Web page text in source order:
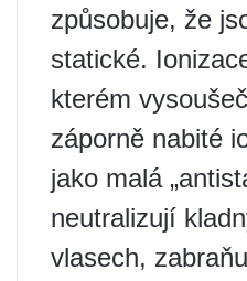
způsobuje, že
statické.
kterém
záporně nabité
jako malá
neutralizují
vlasech,